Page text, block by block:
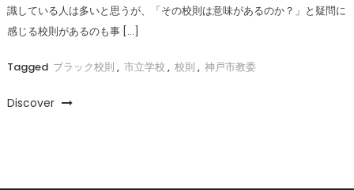
識している人は多いと思うが、「その校則は意味があるのか？」と疑問に
感じる校則があるのも事 […]
Tagged ブラック校則 , 市立学校 , 校則 , 神戸市教委
Discover